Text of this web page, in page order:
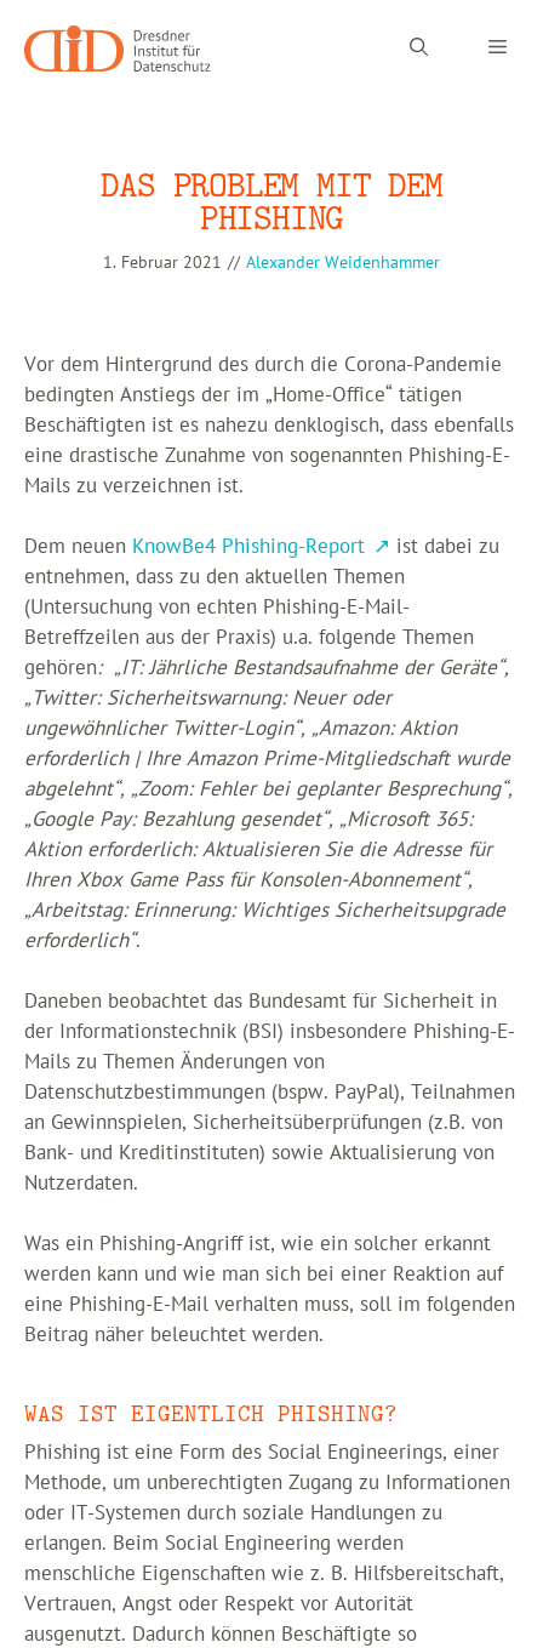
Inhalt
springen
DAS PROBLEM MIT DEM
PHISHING
1. Februar 2021 // Alexander Weidenhammer
Vor dem Hintergrund des durch die Corona-Pandemie
bedingten Anstiegs der im „Home-Office“ tätigen
Beschäftigten ist es nahezu denklogisch, dass ebenfalls
eine drastische Zunahme von sogenannten Phishing-E-
Mails zu verzeichnen ist.
Dem neuen KnowBe4 Phishing-Report
ist dabei zu
entnehmen, dass zu den aktuellen Themen
(Untersuchung von echten Phishing-E-Mail-
Betreffzeilen aus der Praxis) u.a. folgende Themen
gehören: „IT: Jährliche Bestandsaufnahme der Geräte“,
„Twitter: Sicherheitswarnung: Neuer oder
ungewöhnlicher Twitter-Login“, „Amazon: Aktion
erforderlich | Ihre Amazon Prime-Mitgliedschaft wurde
abgelehnt“, „Zoom: Fehler bei geplanter Besprechung“,
„Google Pay: Bezahlung gesendet“, „Microsoft 365:
Aktion erforderlich: Aktualisieren Sie die Adresse für
Ihren Xbox Game Pass für Konsolen-Abonnement“,
„Arbeitstag: Erinnerung: Wichtiges Sicherheitsupgrade
erforderlich“.
Daneben beobachtet das Bundesamt für Sicherheit in
der Informationstechnik (BSI) insbesondere Phishing-E-
Mails zu Themen Änderungen von
Datenschutzbestimmungen (bspw. PayPal), Teilnahmen
an Gewinnspielen, Sicherheitsüberprüfungen (z.B. von
Bank- und Kreditinstituten) sowie Aktualisierung von
Nutzerdaten.
Was ein Phishing-Angriff ist, wie ein solcher erkannt
werden kann und wie man sich bei einer Reaktion auf
eine Phishing-E-Mail verhalten muss, soll im folgenden
Beitrag näher beleuchtet werden.
WAS IST EIGENTLICH PHISHING?
Phishing ist eine Form des Social Engineerings, einer
Methode, um unberechtigten Zugang zu Informationen
oder IT-Systemen durch soziale Handlungen zu
erlangen. Beim Social Engineering werden
menschliche Eigenschaften wie z. B. Hilfsbereitschaft,
Vertrauen, Angst oder Respekt vor Autorität
ausgenutzt. Dadurch können Beschäftigte so